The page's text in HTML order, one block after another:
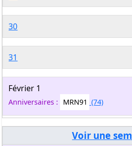
30
31
Février 1
Anniversaires : MRN91 (74)